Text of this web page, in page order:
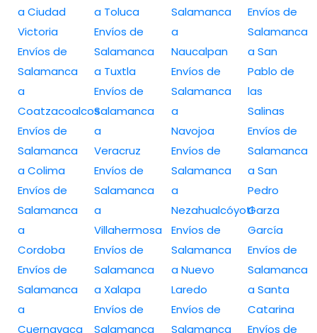
a Ciudad
Victoria
Envíos de
Salamanca
a
Coatzacoalcos
Envíos de
Salamanca
a Colima
Envíos de
Salamanca
a
Cordoba
Envíos de
Salamanca
a
Cuernavaca
a Toluca
Envíos de
Salamanca
a Tuxtla
Envíos de
Salamanca
a
Veracruz
Envíos de
Salamanca
a
Villahermosa
Envíos de
Salamanca
a Xalapa
Envíos de
Salamanca
Salamanca
a
Naucalpan
Envíos de
Salamanca
a
Navojoa
Envíos de
Salamanca
a
Nezahualcóyotl
Envíos de
Salamanca
a Nuevo
Laredo
Envíos de
Salamanca
Envíos de
Salamanca
a San
Pablo de
las
Salinas
Envíos de
Salamanca
a San
Pedro
Garza
García
Envíos de
Salamanca
a Santa
Catarina
Envíos de